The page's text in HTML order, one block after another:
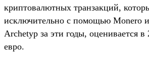
криптовалютных транзакций,
исключительно с помощью Monero
Archetyp за эти годы, оценивается
евро.